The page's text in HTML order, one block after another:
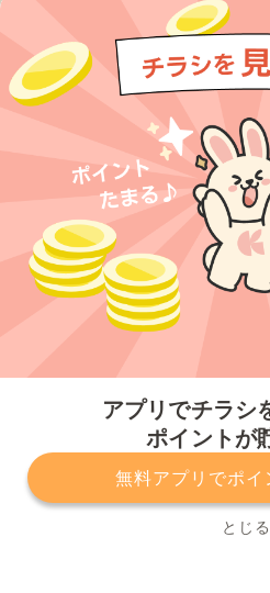
アプリでチラシ
ポイントが
無料アプリでポイ
とじる
プライバシーポリシー 利
サービスに関してのお問い合わせ